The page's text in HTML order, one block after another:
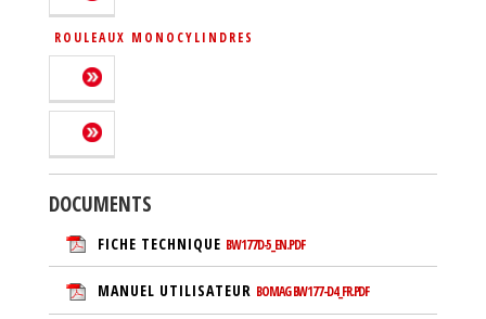
ROULEAUX MONOCYLINDRES
DOCUMENTS
FICHE TECHNIQUE BW177D-5_EN.PDF
MANUEL UTILISATEUR BOMAG BW177-D4_FR.PDF